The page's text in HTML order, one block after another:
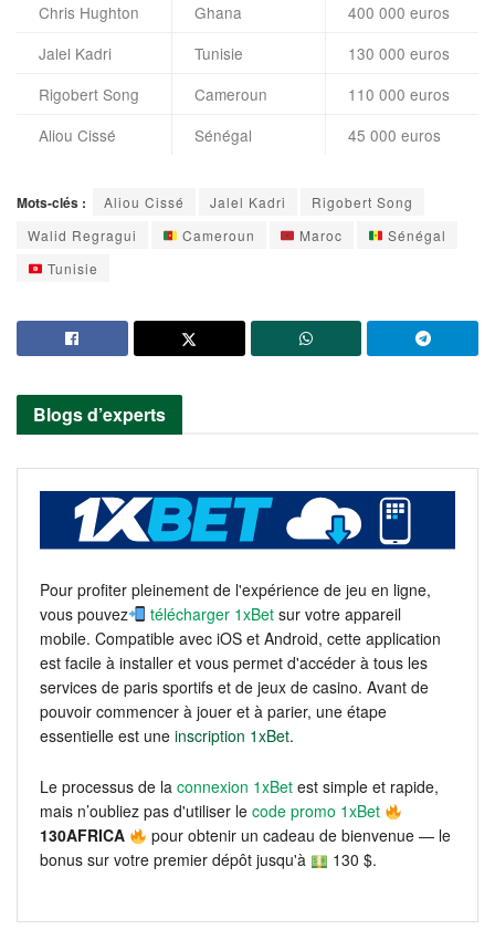
Chris Hughton
Ghana
400 000 euros
Jalel Kadri
Tunisie
130 000 euros
Rigobert Song
Cameroun
110 000 euros
Aliou Cissé
Sénégal 45 000 euros
Mots-clés : Aliou Cissé Jalel Kadri
Rigobert Song
Walid Regragui
Cameroun Maroc
Sénégal
Tunisie
Blogs d’experts
Pour profiter pleinement de l'expérience de jeu en ligne,
vous pouvez
télécharger 1xBet sur votre appareil
mobile. Compatible avec iOS et Android, cette application
est facile à installer et vous permet d'accéder à tous les
services de paris sportifs et de jeux de casino. Avant de
pouvoir commencer à jouer et à parier, une étape
essentielle est une inscription 1xBet.
Le processus de la connexion 1xBet est simple et rapide,
mais n’oubliez pas d'utiliser le code promo 1xBet
130AFRICA
pour obtenir un cadeau de bienvenue — le
bonus sur votre premier dépôt jusqu'à
130 $.